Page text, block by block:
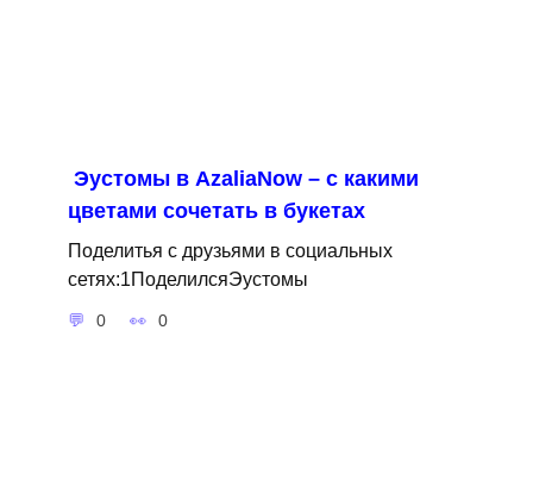
Эустомы в AzaliaNow – с какими
цветами сочетать в букетах
Поделитья с друзьями в социальных
сетях:1ПоделилсяЭустомы
0 0